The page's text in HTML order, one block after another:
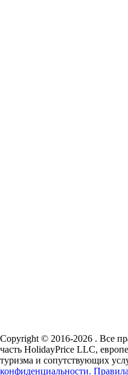
Copyright © 2016-2026 . Все
часть HolidayPrice LLC,
туризма и сопутствующих
конфиденциальности.